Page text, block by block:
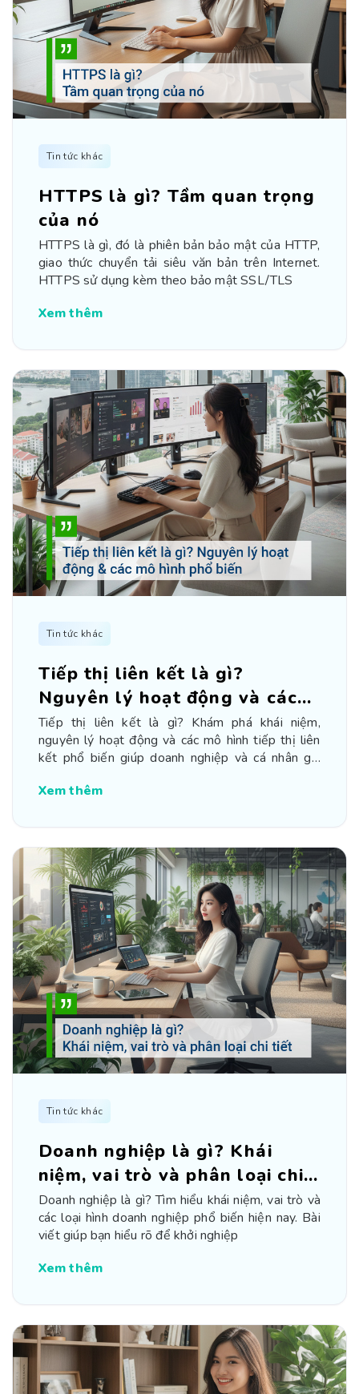
Tin tức khác
HTTPS là gì? Tầm quan trọng
của nó
HTTPS là gì, đó là phiên bản bảo mật của HTTP,
giao thức chuyển tải siêu văn bản trên Internet.
HTTPS sử dụng kèm theo bảo mật SSL/TLS
Xem thêm
Tin tức khác
Tiếp thị liên kết là gì?
Nguyên lý hoạt động và các
mô hình
Tiếp thị liên kết là gì? Khám phá khái niệm,
nguyên lý hoạt động và các mô hình tiếp thị liên
kết phổ biến giúp doanh nghiệp và cá nhân gia
Xem thêm
Tin tức khác
Doanh nghiệp là gì? Khái
niệm, vai trò và phân loại chi
tiết
Doanh nghiệp là gì? Tìm hiểu khái niệm, vai trò và
các loại hình doanh nghiệp phổ biến hiện nay. Bài
viết giúp bạn hiểu rõ để khởi nghiệp
Xem thêm